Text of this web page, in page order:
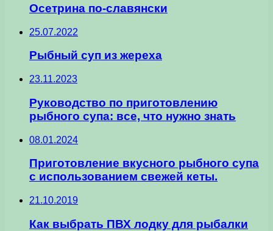
Осетрина по-славянски
25.07.2022
Рыбный суп из жереха
23.11.2023
Руководство по приготовлению
рыбного супа: все, что нужно знать
08.01.2024
Приготовление вкусного рыбного супа
с использованием свежей кеты.
21.10.2019
Как выбрать ПВХ лодку для рыбалки